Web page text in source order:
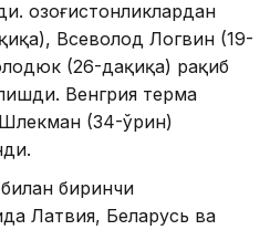
Қозоғистонликлардан
Всеволод Логвин (19-
(26-дақиқа) рақиб
Венгрия терма
(34-ўрин)
биринчи
Латвия, Беларусь ва